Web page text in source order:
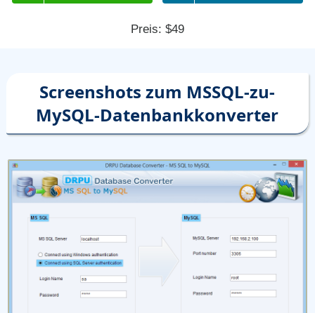
Preis: $49
Screenshots zum MSSQL-zu-
MySQL-Datenbankkonverter